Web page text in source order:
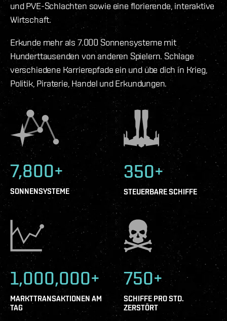
und PVE-Schlachten sowie eine florierende, interaktive
Wirtschaft.
Erkunde mehr als 7.000 Sonnensysteme mit
Hunderttausenden von anderen Spielern. Schlage
verschiedene Karrierepfade ein und übe dich in Krieg,
Politik, Piraterie, Handel und Erkundungen.
7,800+
SONNENSYSTEME
350+
STEUERBARE SCHIFFE
1,000,000+
MARKTTRANSAKTIONEN AM
TAG
750+
SCHIFFE PRO STD.
ZERSTÖRT